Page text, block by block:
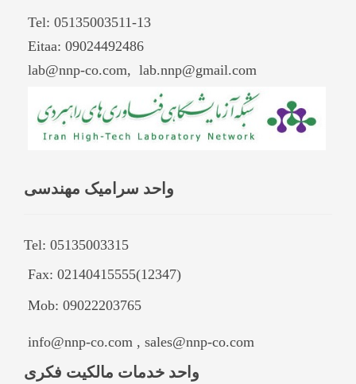
Tel: 05135003511-13
Eitaa: 09024492486
lab@nnp-co.com, lab.nnp@gmail.com
واحد سرامیک مهندسی
(12347)02140415555 :Fax
Mob: 09022203765
info@nnp-co.com , sales@nnp-co.com
واحد خدمات مالکیت فکری